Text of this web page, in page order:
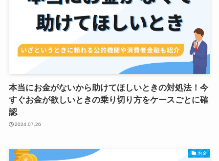
本当にお金がないから助けてほしいときの対処法！今
すぐお金が欲しいときの乗り切り方をケースごとに確
認
2024.07.26
お金